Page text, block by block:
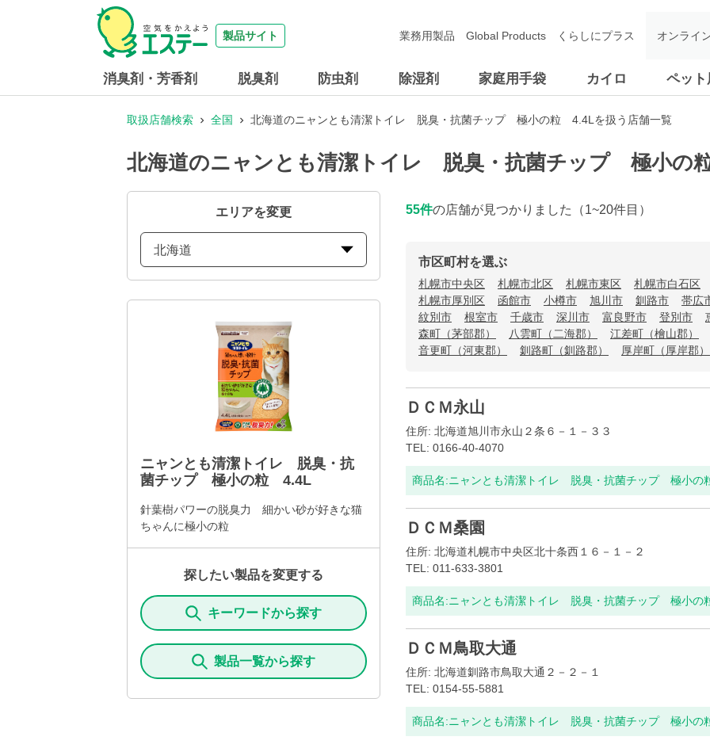
製品サイト
消臭剤・芳香剤 脱臭剤 防虫剤 除湿剤 家庭用手袋 カイロ ペット
業務用製品 Global Products くらしにプラス オンライ
取扱店舗検索 全国 北海道のニャンとも清潔トイレ 脱臭・抗菌チップ 極小の粒 4.4Lを扱う店舗一覧
北海道のニャンとも清潔トイレ 脱臭・抗菌チップ 極小の
エリアを変更
北海道
ニャンとも清潔トイレ 脱臭・抗
菌チップ 極小の粒 4.4L
針葉樹パワーの脱臭力 細かい砂が好きな猫
ちゃんに極小の粒
探したい製品を変更する
キーワードから探す
製品一覧から探す
55件の店舗が見つかりました （1~20件目）
市区町村を選ぶ
札幌市中央区 札幌市北区 札幌市東区 札幌市白石区
札幌市厚別区
函館市 小樽市 旭川市 釧路市 帯広
紋別市
根室市 千歳市 深川市 富良野市 登別市
森町（茅部郡）
八雲町（二海郡） 江差町（檜山郡）
音更町（河東郡）
釧路町（釧路郡） 厚岸町（厚岸郡）
ＤＣＭ永山
住所: 北海道旭川市永山２条６－１－３３
TEL: 0166-40-4070
商品名:ニャンとも清潔トイレ 脱臭・抗菌チップ 極小
ＤＣＭ桑園
住所: 北海道札幌市中央区北十条西１６－１－２
TEL: 011-633-3801
商品名:ニャンとも清潔トイレ 脱臭・抗菌チップ 極小
ＤＣＭ鳥取大通
住所: 北海道釧路市鳥取大通２－２－１
TEL: 0154-55-5881
商品名:ニャンとも清潔トイレ 脱臭・抗菌チップ 極小